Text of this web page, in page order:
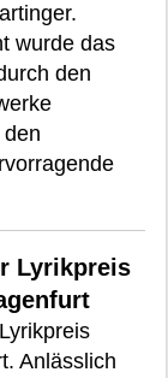
wurde das
den
Lyrikpreis
Anlässlich